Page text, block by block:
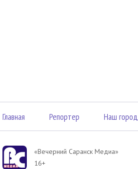
Главная Репортер Наш город
«Вечерний Саранск Mедиа»
16+